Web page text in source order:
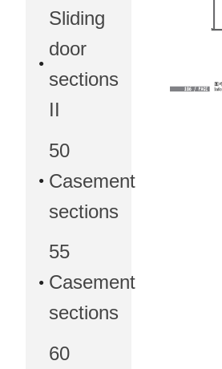
Sliding
door
sections
II
50
Casement
sections
55
Casement
sections
60